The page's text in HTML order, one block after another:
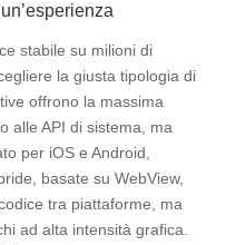
stabile su milioni di
la giusta tipologia di
offrono la massima
alle API di sistema, ma
per iOS e Android,
basate su WebView,
tra piattaforme, ma
ad alta intensità grafica.